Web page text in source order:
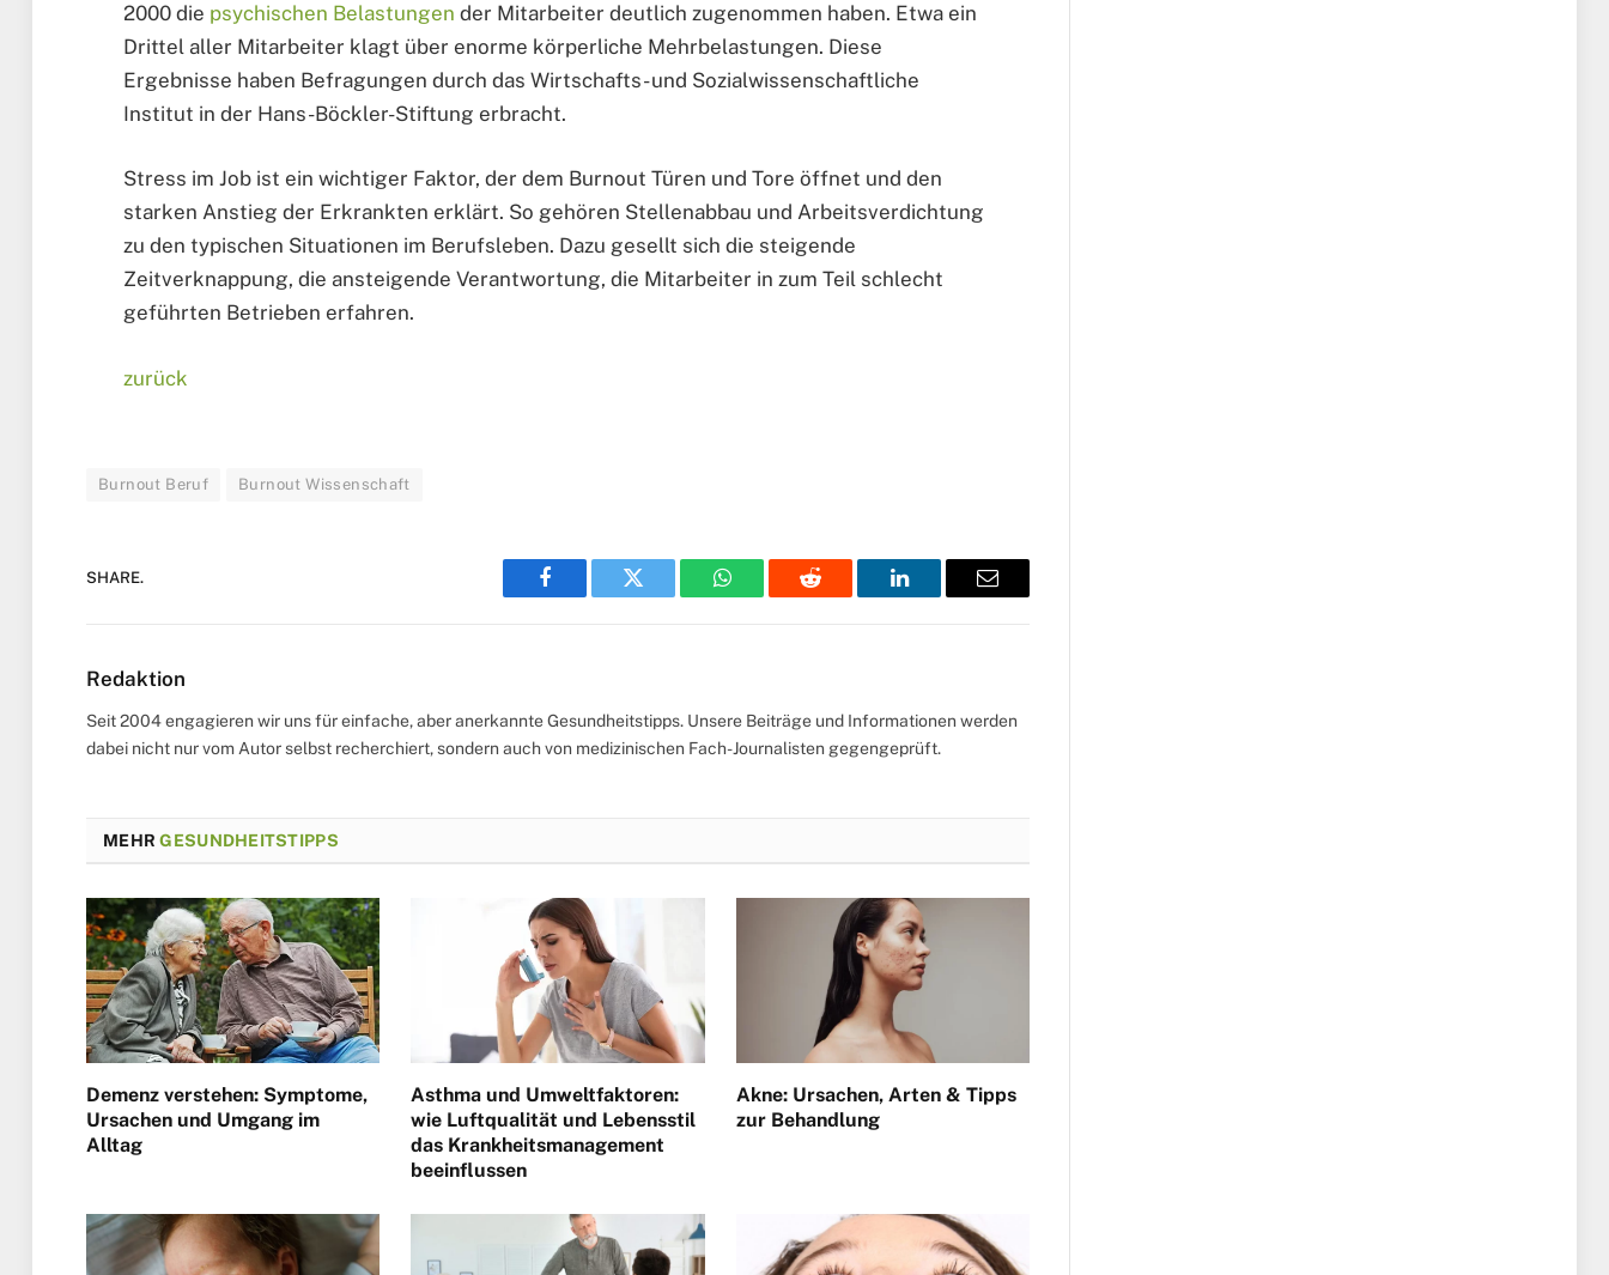
2000 die psychischen Belastungen der Mitarbeiter deutlich zugenommen haben. Etwa ein
Drittel aller Mitarbeiter klagt über enorme körperliche Mehrbelastungen. Diese
Ergebnisse haben Befragungen durch das Wirtschafts- und Sozialwissenschaftliche
Institut in der Hans-Böckler-Stiftung erbracht.
Stress im Job ist ein wichtiger Faktor, der dem Burnout Türen und Tore öffnet und den
starken Anstieg der Erkrankten erklärt. So gehören Stellenabbau und Arbeitsverdichtung
zu den typischen Situationen im Berufsleben. Dazu gesellt sich die steigende
Zeitverknappung, die ansteigende Verantwortung, die Mitarbeiter in zum Teil schlecht
geführten Betrieben erfahren.
zurück
Burnout Beruf Burnout Wissenschaft
SHARE.
Facebook Twitter WhatsAppReddit LinkedIn Email
Redaktion
Seit 2004 engagieren wir uns für einfache, aber anerkannte Gesundheitstipps. Unsere Beiträge und Informationen werden
dabei nicht nur vom Autor selbst recherchiert, sondern auch von medizinischen Fach-Journalisten gegengeprüft.
MEHRGESUNDHEITSTIPPS
Demenz verstehen: Symptome,
Ursachen und Umgang im
Alltag
Asthma und Umweltfaktoren:
wie Luftqualität und Lebensstil
das Krankheitsmanagement
beeinflussen
Akne: Ursachen, Arten & Tipps
zur Behandlung